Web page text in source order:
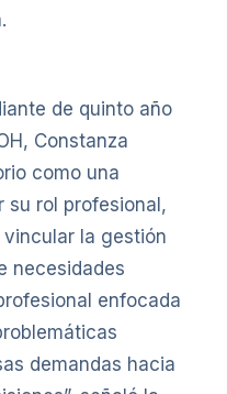
de quinto año
Constanza
como una
su rol profesional,
la gestión
necesidades
enfocada
demandas hacia